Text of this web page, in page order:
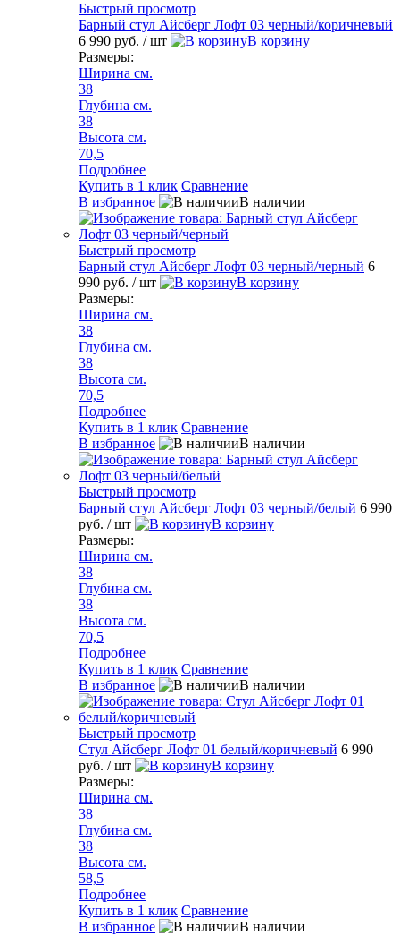
Быстрый просмотр
Барный стул Айсберг Лофт 03 черный/коричневый
6 990 руб. / шт
В корзину
Размеры:
Ширина см.
38
Глубина см.
38
Высота см.
70,5
Подробнее
Купить в 1 клик Сравнение
В избранное
В наличии
Быстрый просмотр
Барный стул Айсберг Лофт 03 черный/черный 6
990 руб. / шт
В корзину
Размеры:
Ширина см.
38
Глубина см.
38
Высота см.
70,5
Подробнее
Купить в 1 клик Сравнение
В избранное
В наличии
Быстрый просмотр
Барный стул Айсберг Лофт 03 черный/белый 6 990
руб. / шт
В корзину
Размеры:
Ширина см.
38
Глубина см.
38
Высота см.
70,5
Подробнее
Купить в 1 клик Сравнение
В избранное
В наличии
Быстрый просмотр
Стул Айсберг Лофт 01 белый/коричневый 6 990
руб. / шт
В корзину
Размеры:
Ширина см.
38
Глубина см.
38
Высота см.
58,5
Подробнее
Купить в 1 клик Сравнение
В избранное
В наличии